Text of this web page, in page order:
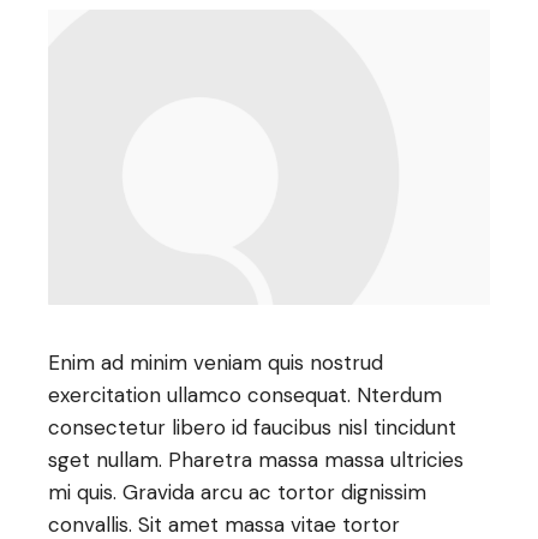
Enim ad minim veniam quis nostrud
exercitation ullamco consequat. Nterdum
consectetur libero id faucibus nisl tincidunt
sget nullam. Pharetra massa massa ultricies
mi quis. Gravida arcu ac tortor dignissim
convallis. Sit amet massa vitae tortor